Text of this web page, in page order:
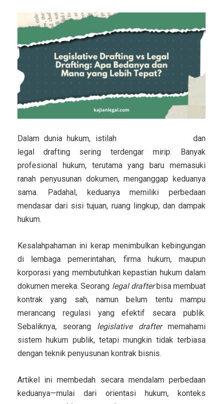
Dalam dunia hukum, istilah
dan
legal drafting sering terdengar mirip. Banyak
profesional hukum, terutama yang baru memasuki
ranah penyusunan dokumen, menganggap keduanya
sama. Padahal, keduanya memiliki perbedaan
mendasar dari sisi tujuan, ruang lingkup, dan dampak
hukum.
Kesalahpahaman ini kerap menimbulkan kebingungan
di lembaga pemerintahan, firma hukum, maupun
korporasi yang membutuhkan kepastian hukum dalam
dokumen mereka. Seorang legal drafterbisa membuat
kontrak yang sah, namun belum tentu mampu
merancang regulasi yang efektif secara publik.
Sebaliknya, seorang legislative draftermemahami
sistem hukum publik, tetapi mungkin tidak terbiasa
dengan teknik penyusunan kontrak bisnis.
Artikel ini membedah secara mendalam perbedaan
keduanya—mulai dari orientasi hukum, konteks